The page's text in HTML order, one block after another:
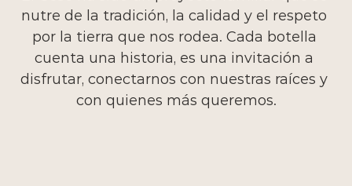
nutre de la tradición, la calidad y el respeto
por la tierra que nos rodea. Cada botella
cuenta una historia, es una invitación a
disfrutar, conectarnos con nuestras raíces y
con quienes más queremos.